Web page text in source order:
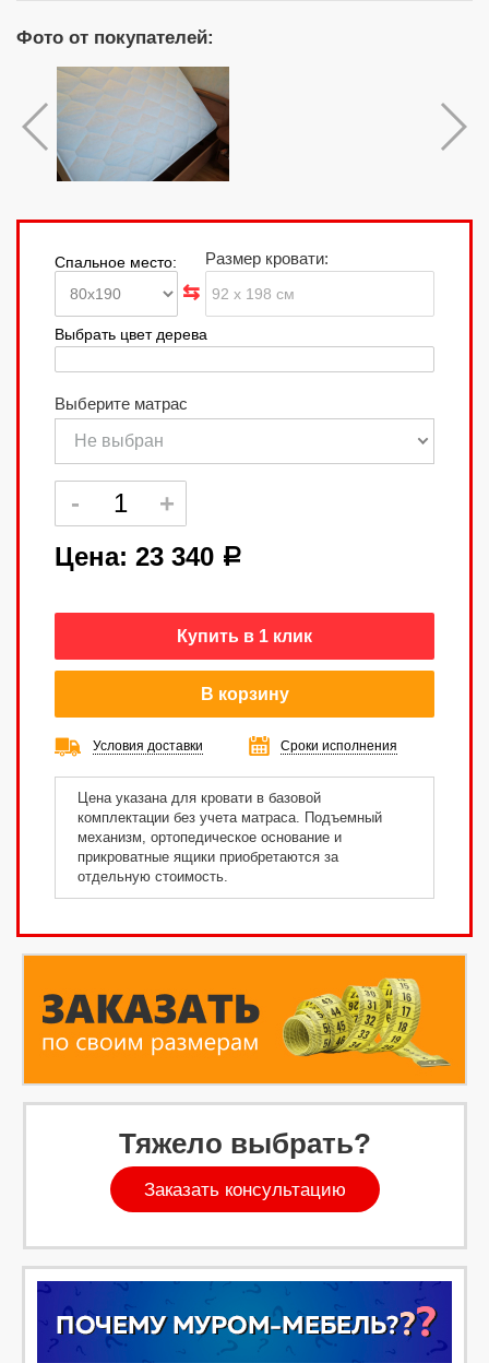
Фото от покупателей:
Спальное место: Размер кровати:
Выбрать цвет дерева
Выберите матрас
Не выбран
Цена: 23 340 a
Купить в 1 клик
В корзину
Условия доставки Сроки исполнения
Цена указана для кровати в базовой
комплектации без учета матраса. Подъемный
механизм, ортопедическое основание и
прикроватные ящики приобретаются за
отдельную стоимость.
Тяжело выбрать?
Заказать консультацию